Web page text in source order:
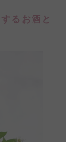
るお酒と